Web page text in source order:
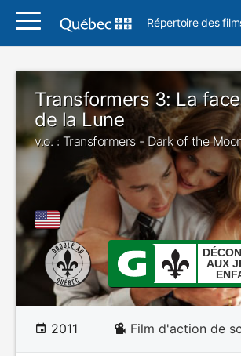
Répertoire des
Transformers 3: La
de la Lune
v.o. : Transformers - Dark of the
AUX
2011 Film d'action de